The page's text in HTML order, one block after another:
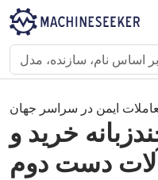
ایمن در سراسر جهان
خرید و
دست دوم